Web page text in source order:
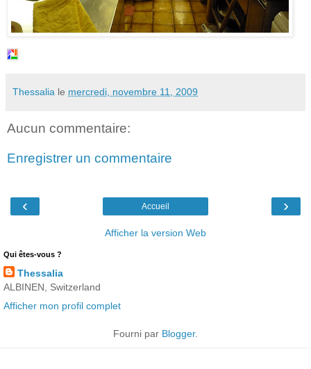
Thessalia le mercredi, novembre 11, 2009
Aucun commentaire:
Enregistrer un commentaire
‹ ›
Accueil
Afficher la version Web
Qui êtes-vous ?
Thessalia
ALBINEN, Switzerland
Afficher mon profil complet
Fourni par Blogger.